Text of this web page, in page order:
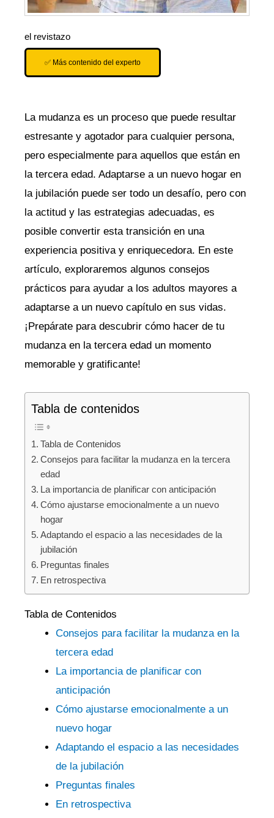
el revistazo
✅ Más contenido del experto
La mudanza es un proceso que puede resultar
estresante⁤ y agotador para ‍cualquier persona,
pero especialmente para aquellos que están en​
la ​tercera edad. Adaptarse a un nuevo hogar ‍en
la jubilación puede ser todo un desafío, pero con
la actitud ​y las estrategias adecuadas,‍ es
posible convertir esta transición ​en una
experiencia positiva⁢ y enriquecedora. En ‍este
artículo, exploraremos algunos consejos
prácticos para​ ayudar a los‌ adultos mayores a
adaptarse a un nuevo capítulo en⁣ sus vidas.
¡Prepárate para‌ descubrir cómo hacer ⁢de ‌tu
mudanza en la ‌tercera edad un momento⁤
memorable y ⁣gratificante!
Tabla de contenidos
Tabla ‌de Contenidos
Consejos‌ para ‌facilitar la⁢ mudanza en la​ tercera
edad
La importancia de planificar con anticipación
Cómo ajustarse emocionalmente ‌a un‍ nuevo
hogar
Adaptando el espacio a las‌ necesidades ‍de la
jubilación
Preguntas‍ finales
En retrospectiva
Tabla ‌de Contenidos
Consejos para facilitar la mudanza‍ en​ la
tercera‍ edad
La importancia de planificar con
anticipación
Cómo ajustarse emocionalmente a un
nuevo hogar
Adaptando el espacio a las necesidades
de la jubilación
Preguntas finales
En ⁢retrospectiva